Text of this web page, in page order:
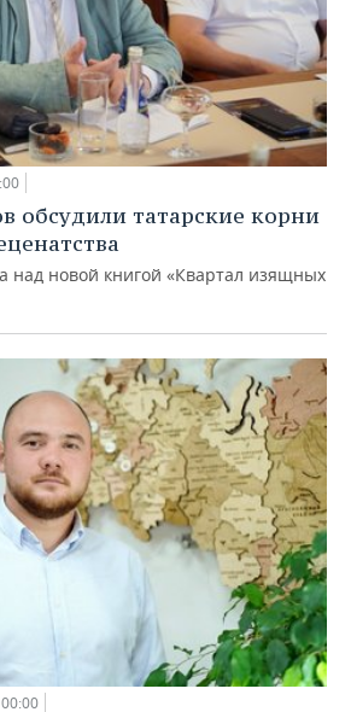
обсудили татарские корни
над новой книгой «Квартал изящных